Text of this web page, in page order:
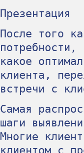
Презентация
После того
потребности,
какое
клиента,
встречи с
Самая
шаги
Многие
клиентом с